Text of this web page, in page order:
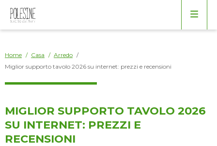
Borse
Arredo
Giardino
Home / Casa / Arredo /
Miglior supporto tavolo 2026 su internet: prezzi e recensioni
MIGLIOR SUPPORTO TAVOLO 2026
SU INTERNET: PREZZI E
RECENSIONI